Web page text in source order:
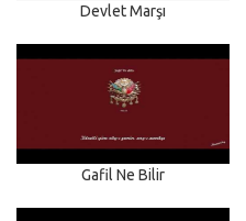
Devlet Marşı
Gafil Ne Bilir